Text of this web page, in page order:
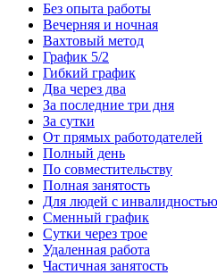
Без опыта работы
Вечерняя и ночная
Вахтовый метод
График 5/2
Гибкий график
Два через два
За последние три дня
За сутки
От прямых работодателей
Полный день
По совместительству
Полная занятость
Для людей с инвалидностью
Сменный график
Сутки через трое
Удаленная работа
Частичная занятость